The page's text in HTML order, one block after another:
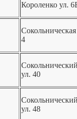
Короленко ул.
4
ул. 40
ул. 48